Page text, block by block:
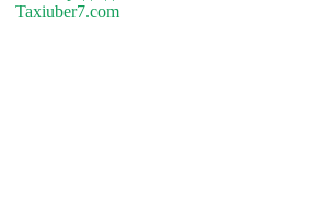
Taxiuber7.com